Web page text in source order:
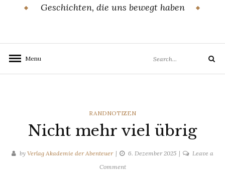
Geschichten, die uns bewegt haben
Menu
for:
Search
CATEGORIES
RANDNOTIZEN
Nicht mehr viel übrig
by Verlag Akademie der Abenteuer 6. Dezember 2025
Leave a
Commenton